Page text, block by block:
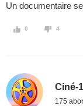
Un documentaire
0 4
Ciné-
175